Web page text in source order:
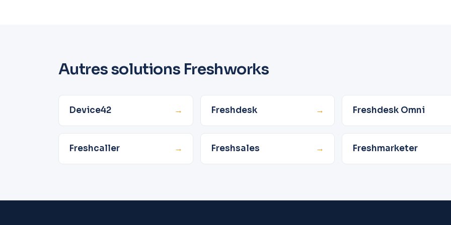
Autres solutions Freshworks
Device42 → Freshdesk → Freshdesk Omni
Freshcaller → Freshsales → Freshmarketer